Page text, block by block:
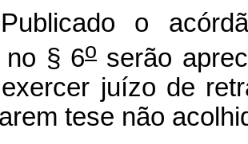
o
no § 6o serão
juízo de
tese não